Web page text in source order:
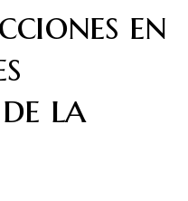
en
la